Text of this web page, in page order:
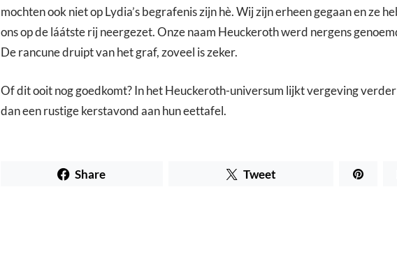
mochten ook niet op Lydia’s begrafenis zijn hè. Wij zijn erheen gegaan en ze
ons op de láátste rij neergezet. Onze naam Heuckeroth werd nergens
De rancune druipt van het graf, zoveel is zeker.
Of dit ooit nog goedkomt? In het Heuckeroth-universum lijkt vergeving
dan een rustige kerstavond aan hun eettafel.
Share Tweet